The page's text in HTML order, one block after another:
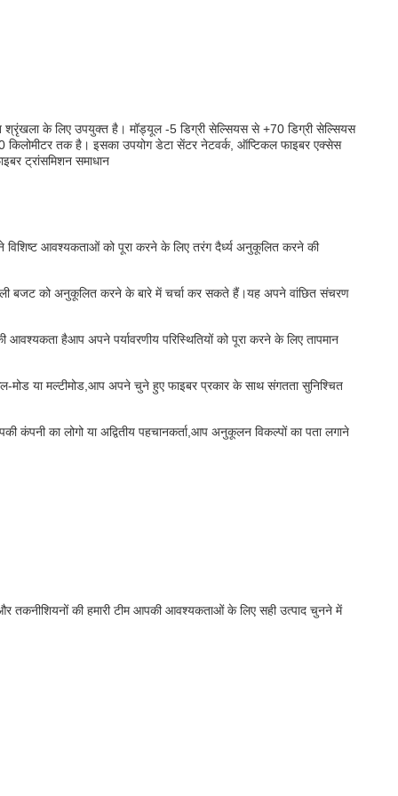
के लिए उपयुक्त है। मॉड्यूल -5 डिग्री सेल्सियस से +70 डिग्री सेल्सियस
किलोमीटर तक है। इसका उपयोग डेटा सेंटर नेटवर्क, ऑप्टिकल फाइबर एक्सेस
ट्रांसमिशन समाधान
आवश्यकताओं को पूरा करने के लिए तरंग दैर्ध्य अनुकूलित करने की
बजट को अनुकूलित करने के बारे में चर्चा कर सकते हैं।यह अपने वांछित संचरण
हैआप अपने पर्यावरणीय परिस्थितियों को पूरा करने के लिए तापमान
या मल्टीमोड,आप अपने चुने हुए फाइबर प्रकार के साथ संगतता सुनिश्चित
कंपनी का लोगो या अद्वितीय पहचानकर्ता,आप अनुकूलन विकल्पों का पता लगाने
तकनीशियनों की हमारी टीम आपकी आवश्यकताओं के लिए सही उत्पाद चुनने में